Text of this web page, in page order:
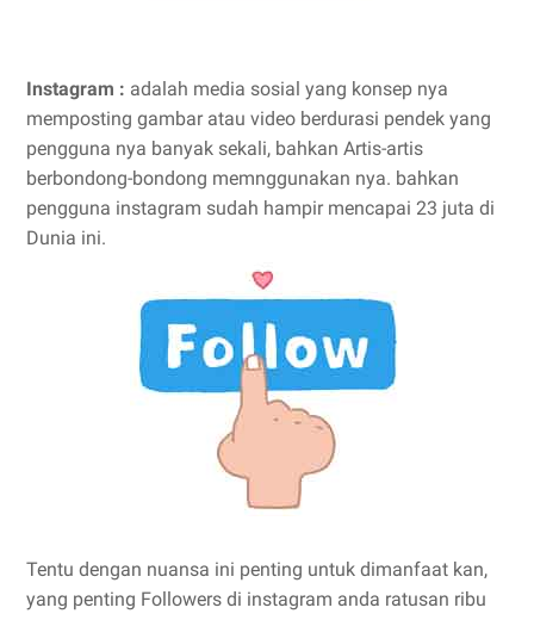
Instagram : adalah media sosial yang konsep nya
memposting gambar atau video berdurasi pendek yang
pengguna nya banyak sekali, bahkan Artis-artis
berbondong-bondong memnggunakan nya. bahkan
pengguna instagram sudah hampir mencapai 23 juta di
Dunia ini.
Tentu dengan nuansa ini penting untuk dimanfaat kan,
yang penting Followers di instagram anda ratusan ribu